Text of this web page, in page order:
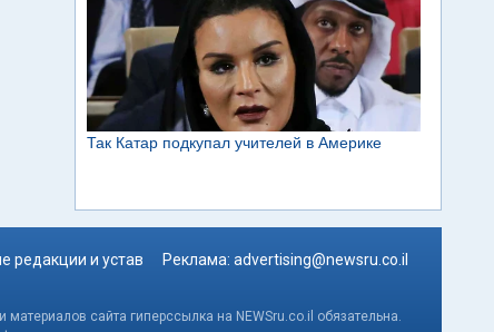
редакции и устав Реклама: advertising@newsru.co.il
сайта гиперссылка на NEWSru.co.il обязательна.